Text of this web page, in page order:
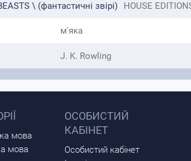
\ (фантастичні звірі) HOUSE
м'яка
J. K. Rowling
мова
мова
ОСОБИСТИЙ
КАБІНЕТ
Особистий кабінет